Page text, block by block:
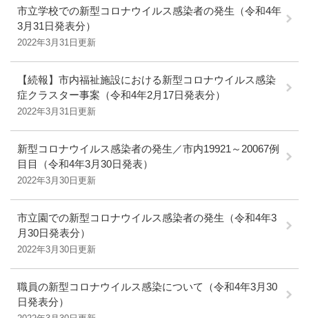
市立学校での新型コロナウイルス感染者の発生（令和4年
3月31日発表分）
2022年3月31日更新
【続報】市内福祉施設における新型コロナウイルス感染
症クラスター事案（令和4年2月17日発表分）
2022年3月31日更新
新型コロナウイルス感染者の発生／市内19921～20067例
目目（令和4年3月30日発表）
2022年3月30日更新
市立園での新型コロナウイルス感染者の発生（令和4年3
月30日発表分）
2022年3月30日更新
職員の新型コロナウイルス感染について（令和4年3月30
日発表分）